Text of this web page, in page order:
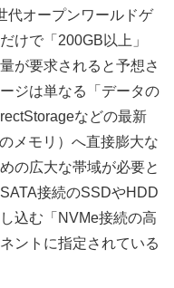
代オープンワールドゲ
けで「200GB以上」
が要求されると予想さ
ジは単なる「データの
などの最新
メモリ）へ直接膨大な
の広大な帯域が必要と
接続のSSDやHDD
込む「NVMe接続の高
ントに指定されている